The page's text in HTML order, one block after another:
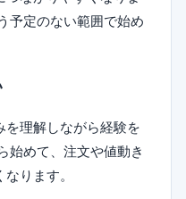
予定のない範囲で始め
理解しながら経験を
始めて、注文や値動き
ります。